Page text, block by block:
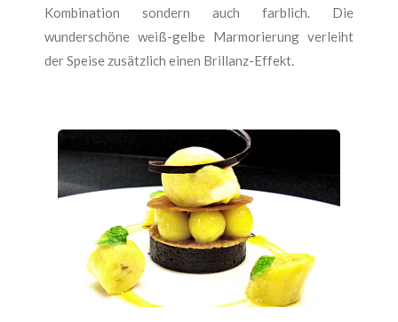
Kombination sondern auch farblich. Die
wunderschöne weiß-gelbe Marmorierung verleiht
der Speise zusätzlich einen Brillanz-Effekt.